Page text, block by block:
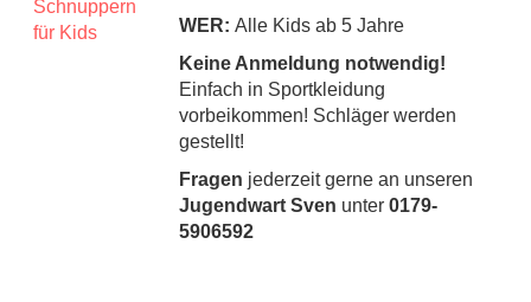
WER: Alle Kids ab 5 Jahre
Keine Anmeldung notwendig!
Einfach in Sportkleidung
vorbeikommen! Schläger werden
gestellt!
Fragen jederzeit gerne an unseren
Jugendwart Sven unter 0179-
5906592